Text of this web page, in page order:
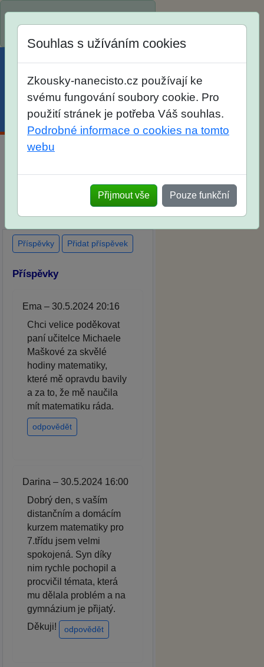
Menu Účet Košík
po skutečných přijímacích
zkouškách
Souhlas s užíváním cookies
Zkousky-nanecisto.cz používají ke
svému fungování soubory cookie. Pro
použití stránek je potřeba Váš souhlas.
Podrobné informace o cookies na tomto
webu
Přijmout vše Pouze funkční
Příspěvky Přidat příspěvek
Příspěvky
Ema – 30.5.2024 20:16
Chci velice poděkovat
paní učitelce Michaele
Maškové za skvělé
hodiny matematiky,
které mě opravdu bavily
a za to, že mě naučila
mít matematiku ráda.
odpovědět
Darina – 30.5.2024 16:00
Dobrý den, s vaším
distančním a domácím
kurzem matematiky pro
7.třídu jsem velmi
spokojená. Syn díky
nim rychle pochopil a
procvičil témata, která
mu dělala problém a na
gymnázium je přijatý.
Děkuji!
odpovědět